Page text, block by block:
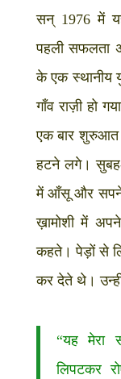
सन् 1976 में
पहली सफलता
के एक स्थानीय
गाँव राज़ी हो
एक बार शुरुआत
हटने लगे।
में आँसू और सपने
ख़ामोशी में
कहते। पेड़ों से
कर देते थे।
“यह मेरा
लिपटकर